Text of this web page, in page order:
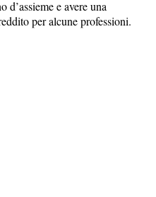
e avere una
per alcune professioni.